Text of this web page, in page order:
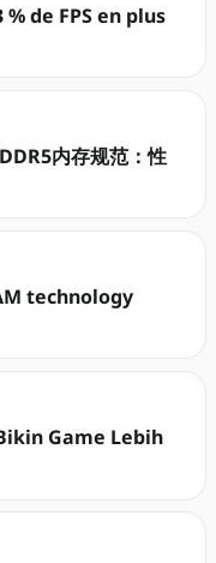
de FPS en plus
内存规范：性
technology
Game Lebih